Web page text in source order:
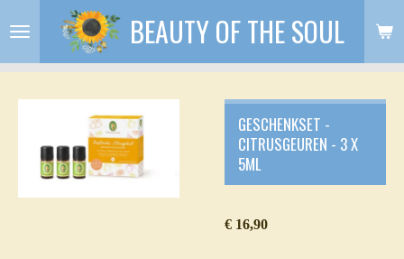
direct
naar
BEAUTY OF THE SOUL
GESCHENKSET -
CITRUSGEUREN - 3 X
5ML
€ 16,90